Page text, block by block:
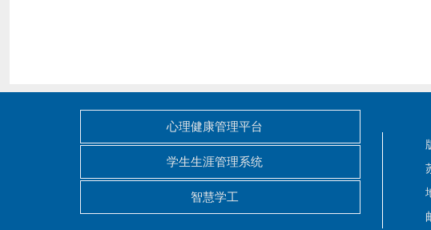
心理健康管理平台
学生生涯管理系统
智慧学工